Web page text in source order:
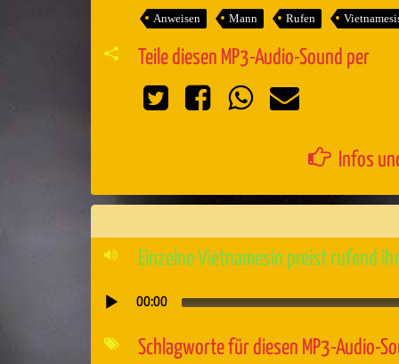
Anweisen Mann Rufen
Teile diesen MP3-Audio-Sound per
Infos
Einzelne Vietnamesin preist rufend
Audio-
Player
00:00
Schlagworte für diesen MP3-Audio-